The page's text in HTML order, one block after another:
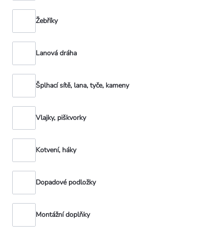
Žebříky
Lanová dráha
Šplhací sítě, lana, tyče, kameny
Vlajky, piškvorky
Kotvení, háky
Dopadové podložky
Montážní doplňky